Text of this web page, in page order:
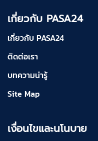
เกี่ยวกับ PASA24
เกี่ยวกับ PASA24
ติดต่อเรา
บทความน่ารู้
Site Map
เงื่อนไขและนโนบาย